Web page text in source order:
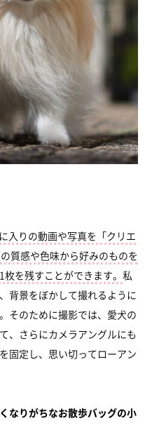
入りの動画や写真を「クリエ
質感や色味から好みのものを
を残すことができます。 私
背景をぼかして撮れるように
そのために撮影では、愛犬の
、さらにカメラアングルにも
固定し、思い切ってローアン
なりがちなお散歩バッグの小